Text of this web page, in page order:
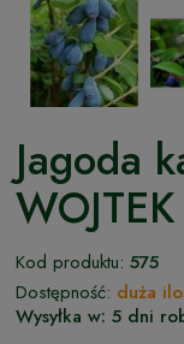
Jagoda
WOJTEK
Kod produktu: 575
Dostępność: duża
Wysyłka w: 5 dni